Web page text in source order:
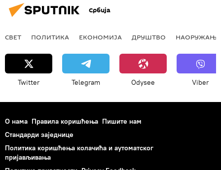
Хрватски сабор
арбитража
Србија
СВЕТ ПОЛИТИКА ЕКОНОМИЈА ДРУШТВО НАОРУЖАЊЕ
Twitter Telegram Odysee Viber
О нама Правила коришћења Пишите нам
Стандарди заједнице
Политика коришћења колачића и аутоматског
пријављивања